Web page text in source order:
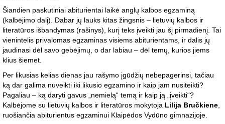
Šiandien paskutiniai abiturientai laikė anglų kalbos egzaminą
(kalbėjimo dalį). Dabar jų lauks kitas žingsnis – lietuvių kalbos ir
literatūros išbandymas (rašinys), kurį teks įveikti jau šį pirmadienį. Tai
vienintelis privalomas egzaminas visiems abiturientams, ir dalis jų
jaudinasi dėl savo gebėjimų, o dar labiau – dėl temų, kurios jiems
klius šiemet.
Per likusias kelias dienas jau rašymo įgūdžių nebepagerinsi, tačiau
ką dar galima nuveikti iki likusio egzamino ir kaip jam nusiteikti?
Pagaliau – ką daryti gavus „nemielą“ temą ir kaip ją „įveikti“?
Kalbėjome su lietuvių kalbos ir literatūros mokytoja Lilija Bručkiene,
ruošiančia abiturientus egzaminui Klaipėdos Vydūno gimnazijoje.